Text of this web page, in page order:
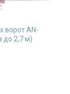
ворот AN-
до 2,7 м)